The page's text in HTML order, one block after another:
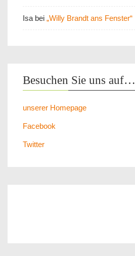
Isabei „Willy Brandt ans Fenster“
Besuchen Sie uns auf…
unserer Homepage
Facebook
Twitter